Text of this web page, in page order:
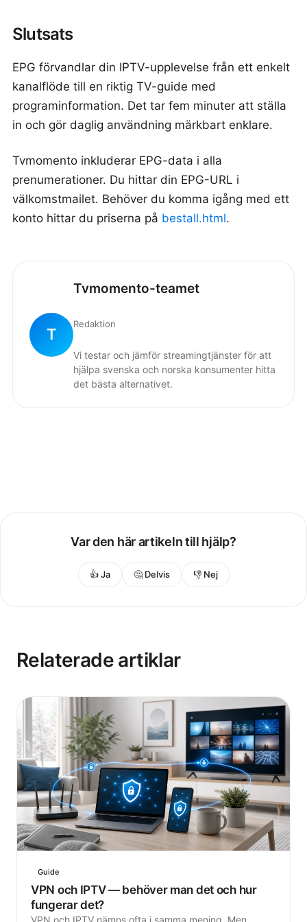
Slutsats
EPG förvandlar din IPTV-upplevelse från ett enkelt
kanalflöde till en riktig TV-guide med
programinformation. Det tar fem minuter att ställa
in och gör daglig användning märkbart enklare.
Tvmomento inkluderar EPG-data i alla
prenumerationer. Du hittar din EPG-URL i
välkomstmailet. Behöver du komma igång med ett
konto hittar du priserna på bestall.html.
T
Tvmomento-teamet
Redaktion
Vi testar och jämför streamingtjänster för att
hjälpa svenska och norska konsumenter hitta
det bästa alternativet.
Var den här artikeln till hjälp?
👍 Ja 🤔 Delvis 👎 Nej
Relaterade artiklar
Guide
VPN och IPTV — behöver man det och hur
fungerar det?
VPN och IPTV nämns ofta i samma mening. Men